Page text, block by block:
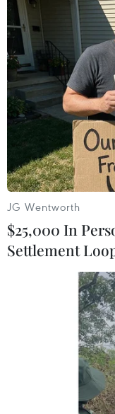
#di tích #Cố đô
#Hoàng đế Minh
#Đại Nội Huế
Theo dõi
TIN LIÊN
JG Wentworth
$25,000 In
Settlement